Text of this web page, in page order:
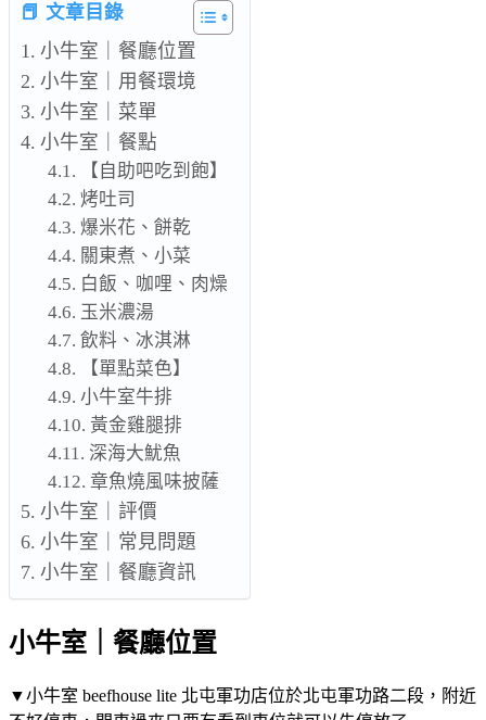
📕 文章目錄
小牛室｜餐廳位置
小牛室｜用餐環境
小牛室｜菜單
小牛室｜餐點
【自助吧吃到飽】
烤吐司
爆米花、餅乾
關東煮、小菜
白飯、咖哩、肉燥
玉米濃湯
飲料、冰淇淋
【單點菜色】
小牛室牛排
黃金雞腿排
深海大魷魚
章魚燒風味披薩
小牛室｜評價
小牛室｜常見問題
小牛室｜餐廳資訊
小牛室｜餐廳位置
▼小牛室 beefhouse lite 北屯軍功店位於北屯軍功路二段，附近